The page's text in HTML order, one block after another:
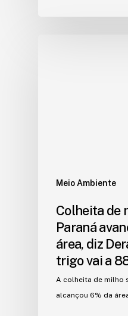
Meio Ambiente
Colheita de
Paraná
área, diz
trigo vai a
A colheita de milho
alcançou 6% da